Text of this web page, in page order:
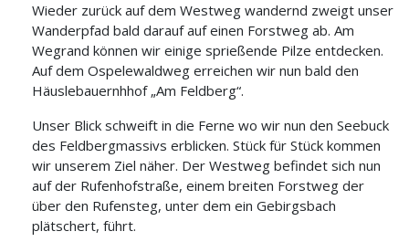
Wieder zurück auf dem Westweg wandernd zweigt unser
Wanderpfad bald darauf auf einen Forstweg ab. Am
Wegrand können wir einige sprießende Pilze entdecken.
Auf dem Ospelewaldweg erreichen wir nun bald den
Häuslebauernhhof „Am Feldberg“.
Unser Blick schweift in die Ferne wo wir nun den Seebuck
des Feldbergmassivs erblicken. Stück für Stück kommen
wir unserem Ziel näher. Der Westweg befindet sich nun
auf der Rufenhofstraße, einem breiten Forstweg der
über den Rufensteg, unter dem ein Gebirgsbach
plätschert, führt.